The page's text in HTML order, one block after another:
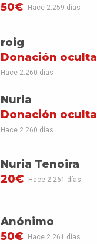
50€
Hace 2.259 días
roig
Donación oculta
Hace 2.260 días
Nuria
Donación oculta
Hace 2.260 días
Nuria Tenoira
20€
Hace 2.261 días
Anónimo
50€
Hace 2.261 días